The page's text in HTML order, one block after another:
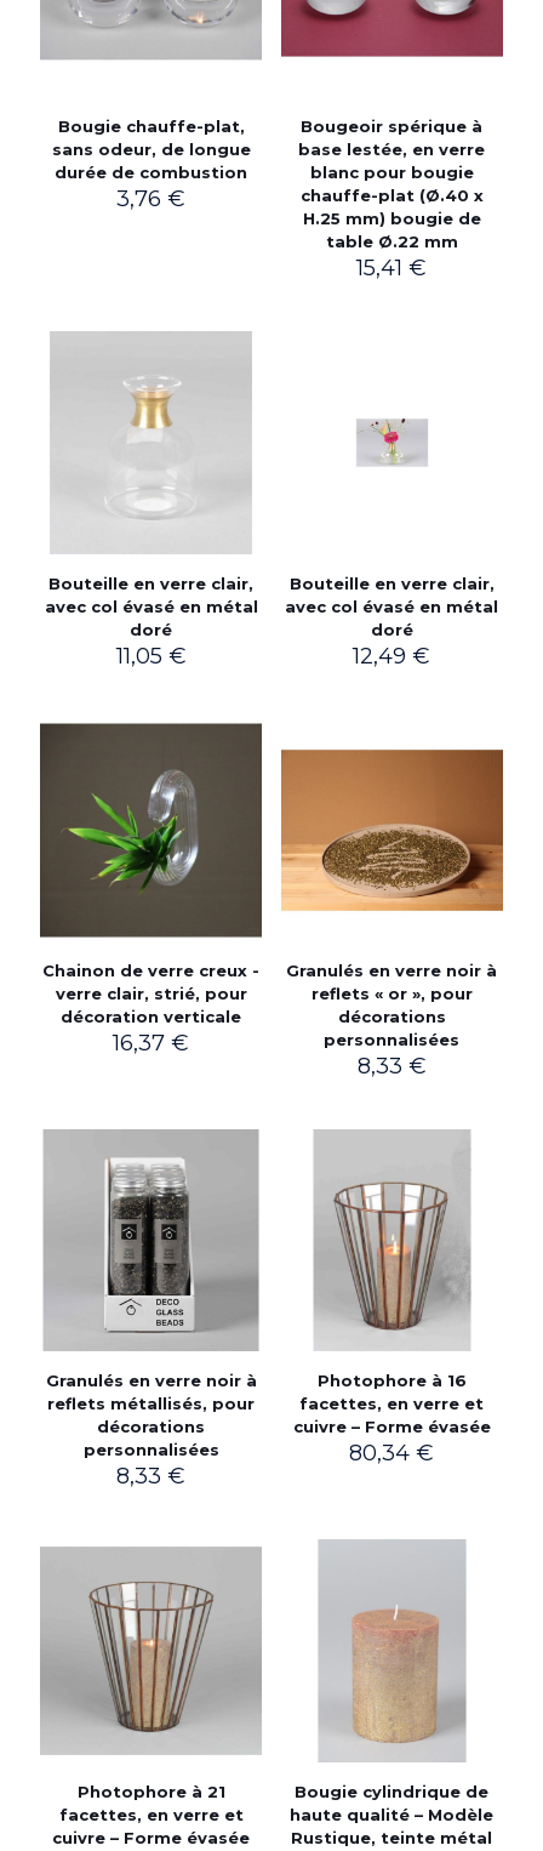
Bougie chauffe-plat,
sans odeur, de longue
durée de combustion
3,76€
Bougeoir spérique à
base lestée, en verre
blanc pour bougie
chauffe-plat (Ø.40 x
H.25 mm) bougie de
table Ø.22 mm
15,41€
Bouteille en verre clair,
avec col évasé en métal
doré
11,05 €
Bouteille en verre clair,
avec col évasé en métal
doré
12,49€
Chainon de verre creux -
verre clair, strié, pour
décoration verticale
16,37€
Granulés en verre noir à
reflets « or », pour
décorations
personnalisées
8,33 €
Granulés en verre noir à
reflets métallisés, pour
décorations
personnalisées
8,33€
Photophore à 16
facettes, en verre et
cuivre – Forme évasée
80,34€
Photophore à 21
facettes, en verre et
cuivre – Forme évasée
Bougie cylindrique de
haute qualité – Modèle
Rustique, teinte métal